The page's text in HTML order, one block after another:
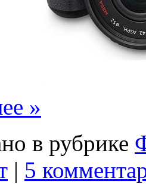
»
в рубрике
| 5